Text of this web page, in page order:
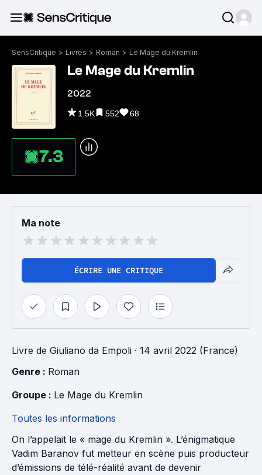
SensCritique > Livres > Roman > Le Mage du Kremlin
Le Mage du Kremlin
2022
1.5K 552 68
7.3
Ma note
ÉCRIRE UNE CRITIQUE
Livre de Giuliano da Empoli · 14 avril 2022 (France)
Genre : Roman
Groupe : Le Mage du Kremlin
Toutes les informations
On l’appelait le « mage du Kremlin ». L’énigmatique
Vadim Baranov fut metteur en scène puis producteur
d’émissions de télé-réalité avant de devenir